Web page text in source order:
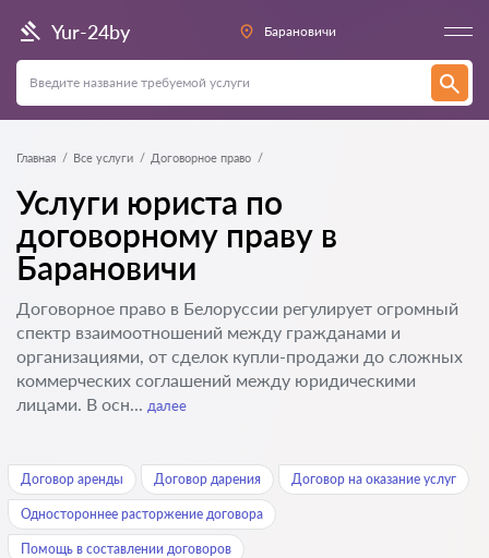
Yur-24by Барановичи
Главная Все услуги Договорное право
Услуги юриста по
договорному праву в
Барановичи
Договорное право в Белоруссии регулирует огромный
спектр взаимоотношений между гражданами и
организациями, от сделок купли-продажи до сложных
коммерческих соглашений между юридическими
лицами. В осн... далее
Договор аренды Договор дарения Договор на оказание услуг
Одностороннее расторжение договора
Помощь в составлении договоров